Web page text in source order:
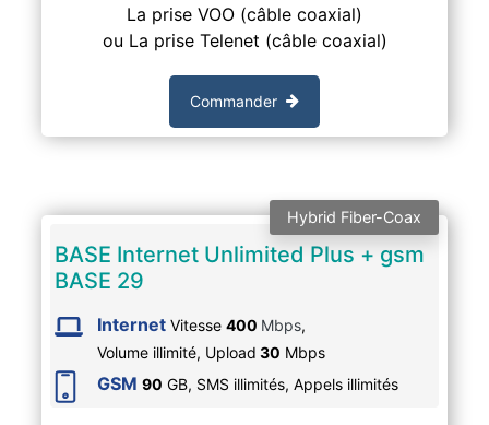
La prise VOO (câble coaxial)
ou La prise Telenet (câble coaxial)
Commander
Hybrid Fiber-Coax
BASE Internet Unlimited Plus + gsm
BASE 29
Internet Vitesse 400 Mbps,
Volume illimité, Upload 30 Mbps
GSM 90 GB, SMS illimités, Appels illimités